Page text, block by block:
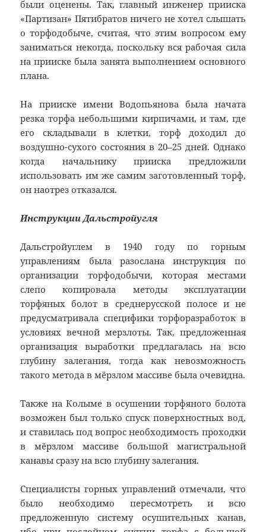
были оценены. Так, главный инженер прииска
«Партизан» Пятибратов ничего не хотел слышать
о торфодобыче, считая, что этим вопросом ему
заниматься некогда, поскольку вся рабочая сила
на прииске была занята выполнением основного
плана.
На прииске имени Водопьянова была начата
резка торфа небольшими кирпичами, и там, где
его складывали в клетки, торф доходил до
воздушно-сухого состояния в 20–25 дней. Однако
когда начальнику прииска предложили
использовать им же самим заготовленный торф,
он наотрез отказался.
Инструкции Дальстройугля
Дальстройуглем в 1940 году по горным
управлениям была разослана инструкция по
организации торфодобычи, которая местами
слепо копировала методы эксплуатации
торфяных болот в среднерусской полосе и не
предусматривала специфики торфоразработок в
условиях вечной мерзлоты. Так, предложенная
организация выработки предлагалась на всю
глубину залегания, тогда как невозможность
такого метода в мёрзлом массиве была очевидна.
Также на Колыме в осушении торфяного болота
возможен был только спуск поверхностных вод,
и ставилась под вопрос необходимость проходки
в мёрзлом массиве большой магистральной
канавы сразу на всю глубину залегания.
Специалисты горных управлений отмечали, что
было необходимо пересмотреть и всю
предложенную систему осушительных канав,